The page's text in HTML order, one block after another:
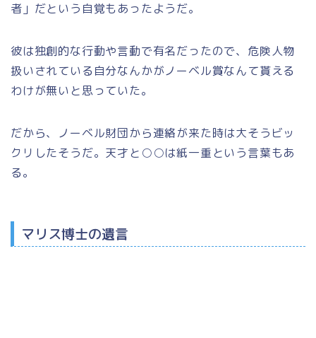
者」 だという自覚もあったようだ。
彼は独創的な行動や言動で有名だったので、危険人物
扱いされている自分なんかがノーベル賞なんて貰える
わけが無いと思っていた。
だから、ノーベル財団から連絡が来た時は大そうビッ
クリしたそうだ。天才と○○は紙一重という言葉もあ
る。
マリス博士の遺言